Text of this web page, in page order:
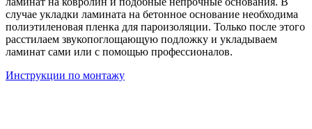
случае укладки ламината на бетонное основание необходима
полиэтиленовая пленка для пароизоляции. Только после этого
расстилаем звукопоглощающую подложку и укладываем
ламинат сами или с помощью профессионалов.
Инструкции по монтажу